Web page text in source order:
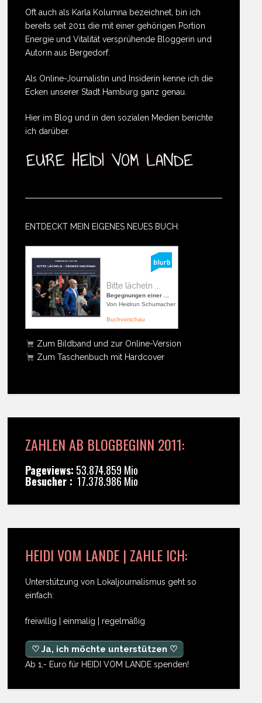
Oft auch als Karla Kolumna bezeichnet, bin ich
bereits seit 2011 die mit einer gehörigen Portion
Energie und Vitalität versprühende Bloggerin und
Autorin aus Bergedorf.
Als Online-Journalistin und Insiderin kenne ich die
Ecken unserer Stadt Hamburg ganz genau.
Hier im Blog und in den sozialen Medien berichte
ich darüber.
ENTDECKT MEIN EIGENES NEUES BUCH:
Bitte lächeln ...
Begegnungen einer ...
Von Heidrun Schumacher
Buchvorschau
Zum Bildband und zur Online-Version
Zum Taschenbuch mit Hardcover
ZAHLEN AB BLOGBEGINN 2011:
Pageviews: 53.874.859 Mio
Besucher : 17.378.986 Mio
HEIDI VOM LANDE | ZAHLE ICH:
Unterstützung von Lokaljournalismus geht so
einfach:
freiwillig | einmalig | regelmäßig
♡ Ja, ich möchte unterstützen ♡
Ab 1,- Euro für HEIDI VOM LANDE spenden!